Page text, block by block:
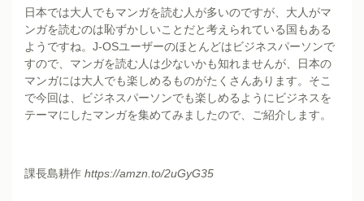
日本では大人でもマンガを読む人が多いのですが、大人がマ
ンガを読むのは恥ずかしいことだと考えられている国もある
ようですね。J-OSユーザーのほとんどはビジネスパーソンで
すので、マンガを読む人は少ないかも知れませんが、日本の
マンガには大人でも楽しめるものがたくさんあります。そこ
で今回は、ビジネスパーソンでも楽しめるようにビジネスを
テーマにしたマンガを集めてみましたので、ご紹介します。
課長島耕作 https://amzn.to/2uGyG35